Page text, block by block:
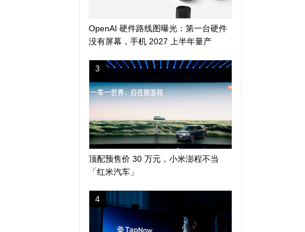
OpenAI 硬件路线图曝光：第一台硬件
没有屏幕，手机 2027 上半年量产
3
顶配预售价 30 万元，小米澎程不当
「红米汽车」
4